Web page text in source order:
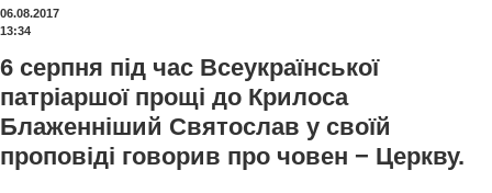
06.08.2017
13:34
6 серпня під час Всеукраїнської
патріаршої прощі до Крилоса
Блаженніший Святослав у своїй
проповіді говорив про човен − Церкву.